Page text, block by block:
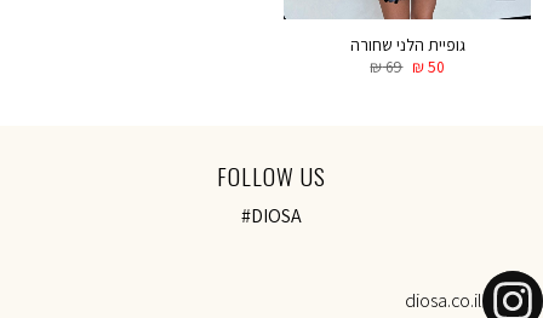
גופיית הלני שחורה
₪69 ₪50
FOLLOW US
#DIOSA
diosa.co.il